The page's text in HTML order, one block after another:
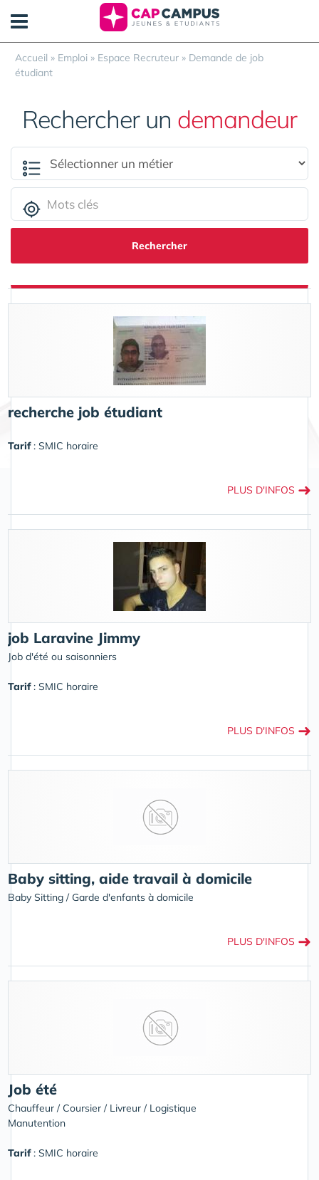
Accueil » Emploi » Espace Recruteur » Demande de job
étudiant
Rechercher un demandeur
Rechercher
recherche job étudiant
Tarif: SMIC horaire
PLUS D'INFOS ➜
job Laravine Jimmy
Job d'été ou saisonniers
Tarif: SMIC horaire
PLUS D'INFOS ➜
Baby sitting, aide travail à domicile
Baby Sitting / Garde d'enfants à domicile
PLUS D'INFOS ➜
Job été
Chauffeur / Coursier / Livreur / Logistique
Manutention
Tarif: SMIC horaire
Panneau de gestion des cookies